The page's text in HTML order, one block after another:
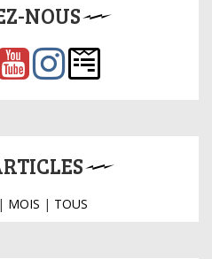
NOUS
MOIS | TOUS